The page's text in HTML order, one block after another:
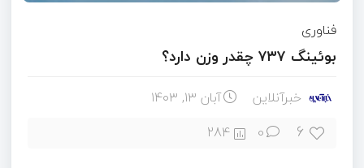
فناوری
بوئینگ ۷۳۷ چقدر وزن دارد؟
خبرآنلاین آبان ۱۳, ۱۴۰۳
6
0
284